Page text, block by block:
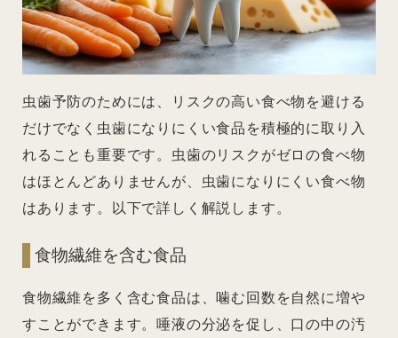
虫歯予防のためには、リスクの高い食べ物を避ける
だけでなく虫歯になりにくい食品を積極的に取り入
れることも重要です。虫歯のリスクがゼロの食べ物
はほとんどありませんが、虫歯になりにくい食べ物
はあります。以下で詳しく解説します。
食物繊維を含む食品
食物繊維を多く含む食品は、噛む回数を自然に増や
すことができます。唾液の分泌を促し、口の中の汚